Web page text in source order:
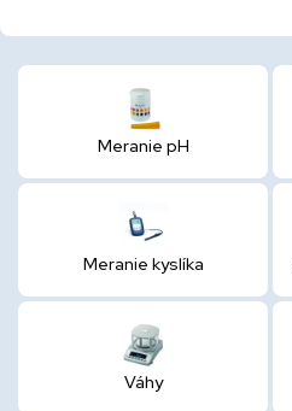
Meranie pH
Meranie kyslíka
Váhy